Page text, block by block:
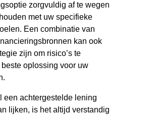
zorgvuldig af te wegen
met uw specifieke
Een combinatie van
kan ook
zijn om risico’s te
oplossing voor uw
een achtergestelde lening
lijken, is het altijd verstandig